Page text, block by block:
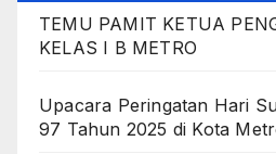
TEMU PAMIT KETUA
KELAS I B METRO
Upacara Peringatan Hari
97 Tahun 2025 di Kota